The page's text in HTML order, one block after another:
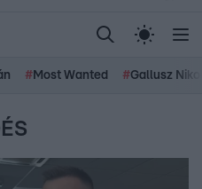
# Most Wanted #Gallusz